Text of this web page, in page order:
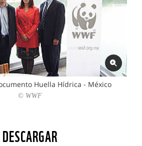
Huella Hídrica - México
© WWF
DESCARGAR